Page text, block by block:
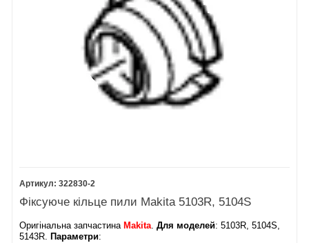
322830-2
Фіксуюче кільце пили Makita 5103R, 5104S
Оригінальна запчастина Makita.Для моделей: 5103R, 5104S,
5143R. Параметри: